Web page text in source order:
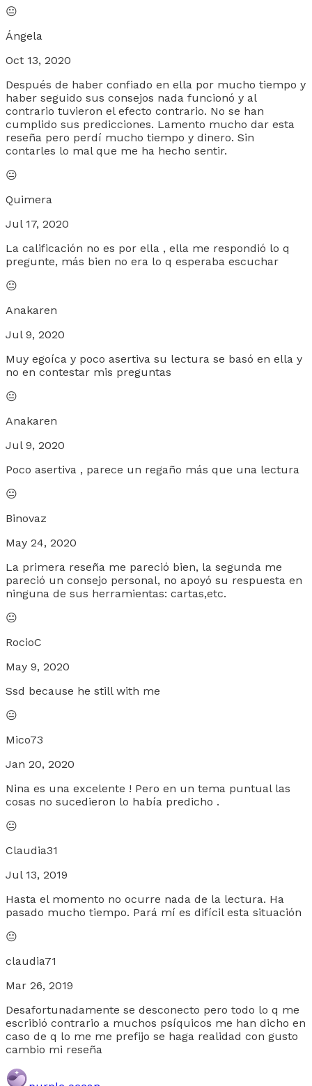
😐
Ángela
Oct 13, 2020
Después de haber confiado en ella por mucho tiempo y
haber seguido sus consejos nada funcionó y al
contrario tuvieron el efecto contrario. No se han
cumplido sus predicciones. Lamento mucho dar esta
reseña pero perdí mucho tiempo y dinero. Sin
contarles lo mal que me ha hecho sentir.
😐
Quimera
Jul 17, 2020
La calificación no es por ella , ella me respondió lo q
pregunte, más bien no era lo q esperaba escuchar
😐
Anakaren
Jul 9, 2020
Muy egoíca y poco asertiva su lectura se basó en ella y
no en contestar mis preguntas
😐
Anakaren
Jul 9, 2020
Poco asertiva , parece un regaño más que una lectura
😐
Binovaz
May 24, 2020
La primera reseña me pareció bien, la segunda me
pareció un consejo personal, no apoyó su respuesta en
ninguna de sus herramientas: cartas,etc.
😐
RocioC
May 9, 2020
Ssd because he still with me
😐
Mico73
Jan 20, 2020
Nina es una excelente ! Pero en un tema puntual las
cosas no sucedieron lo había predicho .
😐
Claudia31
Jul 13, 2019
Hasta el momento no ocurre nada de la lectura. Ha
pasado mucho tiempo. Pará mí es difícil esta situación
😐
claudia71
Mar 26, 2019
Desafortunadamente se desconecto pero todo lo q me
escribió contrario a muchos psíquicos me han dicho en
caso de q lo me me prefijo se haga realidad con gusto
cambio mi reseña